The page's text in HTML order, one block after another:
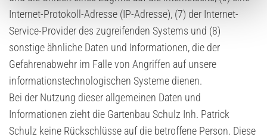
Internet-Protokoll-Adresse (IP-Adresse), (7) der Internet-
Service-Provider des zugreifenden Systems und (8)
sonstige ähnliche Daten und Informationen, die der
Gefahrenabwehr im Falle von Angriffen auf unsere
informationstechnologischen Systeme dienen.
Bei der Nutzung dieser allgemeinen Daten und
Informationen zieht die Gartenbau Schulz Inh. Patrick
Schulz keine Rückschlüsse auf die betroffene Person. Diese